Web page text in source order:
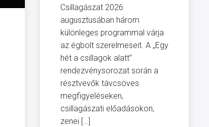
Csillagászat 2026
augusztusában három
különleges programmal várja
az égbolt szerelmeseit. A „Egy
hét a csillagok alatt”
rendezvénysorozat során a
résztvevők távcsöves
megfigyeléseken,
csillagászati előadásokon,
zenei […]